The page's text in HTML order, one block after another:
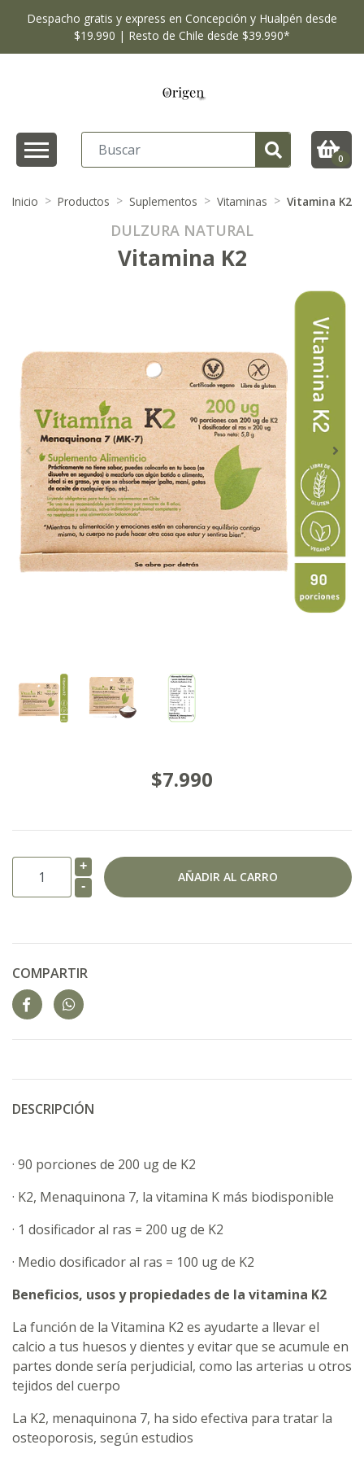
Despacho gratis y express en Concepción y Hualpén desde
$19.990 | Resto de Chile desde $39.990*
0
Inicio Productos Suplementos Vitaminas Vitamina K2
DULZURA NATURAL
Vitamina K2
$7.990
+
-
COMPARTIR
DESCRIPCIÓN
· 90 porciones de 200 ug de K2
· K2, Menaquinona 7, la vitamina K más biodisponible
· 1 dosificador al ras = 200 ug de K2
· Medio dosificador al ras = 100 ug de K2
Beneficios, usos y propiedades de la vitamina K2
La función de la Vitamina K2 es ayudarte a llevar el
calcio a tus huesos y dientes y evitar que se acumule en
partes donde sería perjudicial, como las arterias u otros
tejidos del cuerpo
La K2, menaquinona 7, ha sido efectiva para tratar la
osteoporosis, según estudios